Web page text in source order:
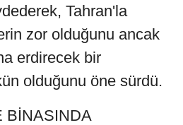
Tahran'la
zor olduğunu ancak
erdirecek bir
olduğunu öne sürdü.
BİNASINDA